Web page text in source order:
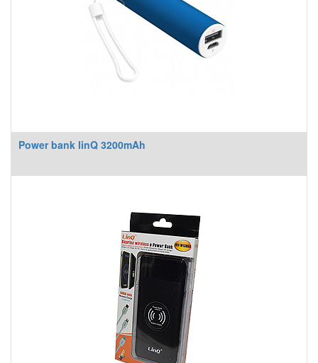
Power bank linQ 3200mAh